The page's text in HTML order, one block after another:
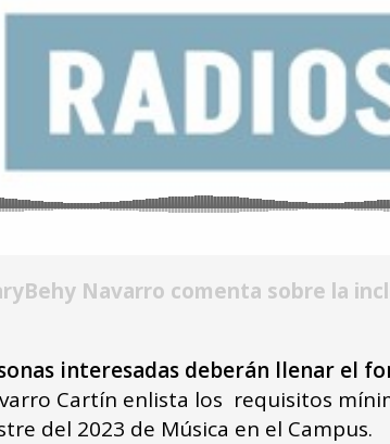
Navarro comenta sobre la
interesadas deberán llenar el
Cartín enlista los requisitos
del 2023 de Música en el Campus.